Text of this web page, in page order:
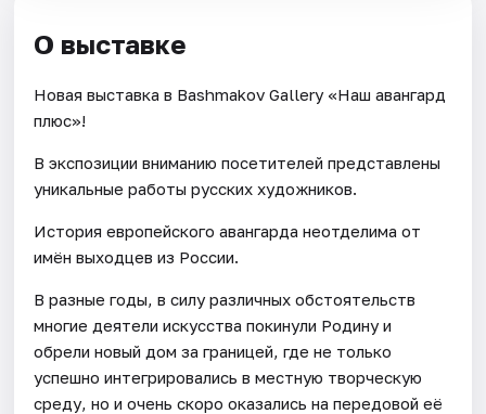
О выставке
Новая выставка в Bashmakov Gallery «Наш авангард
плюс»!
В экспозиции вниманию посетителей представлены
уникальные работы русских художников.
История европейского авангарда неотделима от
имён выходцев из России.
В разные годы, в силу различных обстоятельств
многие деятели искусства покинули Родину и
обрели новый дом за границей, где не только
успешно интегрировались в местную творческую
среду, но и очень скоро оказались на передовой её